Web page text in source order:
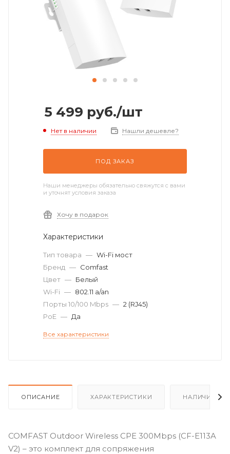
5 499 руб./шт
Нет в наличии Нашли дешевле?
ПОД ЗАКАЗ
Наши менеджеры обязательно свяжутся с вами
и уточнят условия заказа
Хочу в подарок
Характеристики
Тип товара — Wi-Fi мост
Бренд — Comfast
Цвет — Белый
Wi-Fi — 802.11 a/an
Порты 10/100 Mbps — 2 (RJ45)
PoE — Да
Все характеристики
ОПИСАНИЕ ХАРАКТЕРИСТИКИ НАЛИЧИЕ
COMFAST Outdoor Wireless CPE 300Mbps (CF-E113A
V2) – это комплект для сопряжения